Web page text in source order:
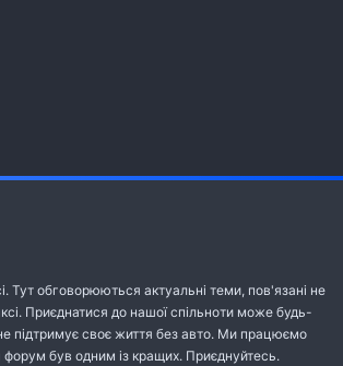
Тут обговорюються актуальні теми, пов'язані не
Приєднатися до нашої спільноти може будь-
підтримує своє життя без авто. Ми працюємо
був одним із кращих. Приєднуйтесь.